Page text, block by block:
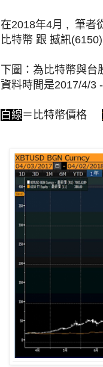
在2018年4月 , 筆者
比特幣 跟 撼訊
下圖：為比特幣與台
資料時間是2017/4/3
白線＝比特幣價格